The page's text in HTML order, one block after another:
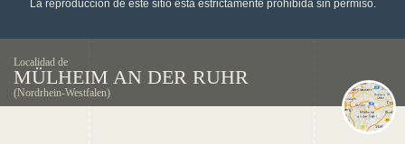
La reproducción de este sitio está estrictamente prohibida sin permiso.
Localidad de
MÜLHEIM AN DER RUHR
(Nordrhein-Westfalen)